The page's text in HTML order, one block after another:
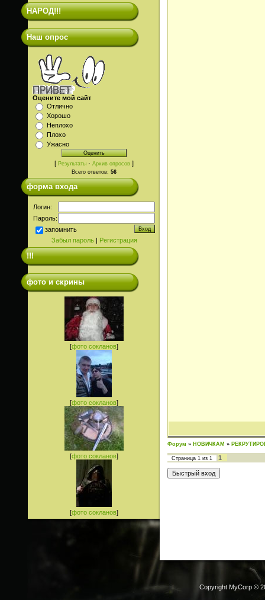
НАРОД!!!
Наш опрос
Оцените мой сайт
Отлично
Хорошо
Неплохо
Плохо
Ужасно
[ Результаты · Архив опросов ]
Всего ответов: 56
форма входа
Логин:
Пароль:
запомнить
Забыл пароль| Регистрация
!!!
фото и скрины
[фото сокланов]
[фото сокланов]
[фото сокланов]
[фото сокланов]
Форум » НОВИЧКАМ »
Страница 1 из 1 1
Copyright MyCorp ©